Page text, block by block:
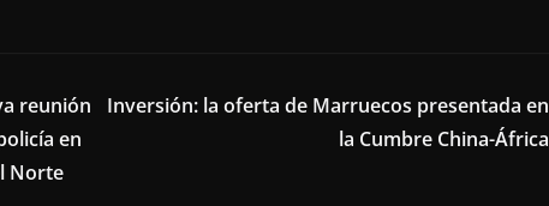
reunión
en
Norte
Inversión: la oferta de Marruecos presentada en
la Cumbre China-África